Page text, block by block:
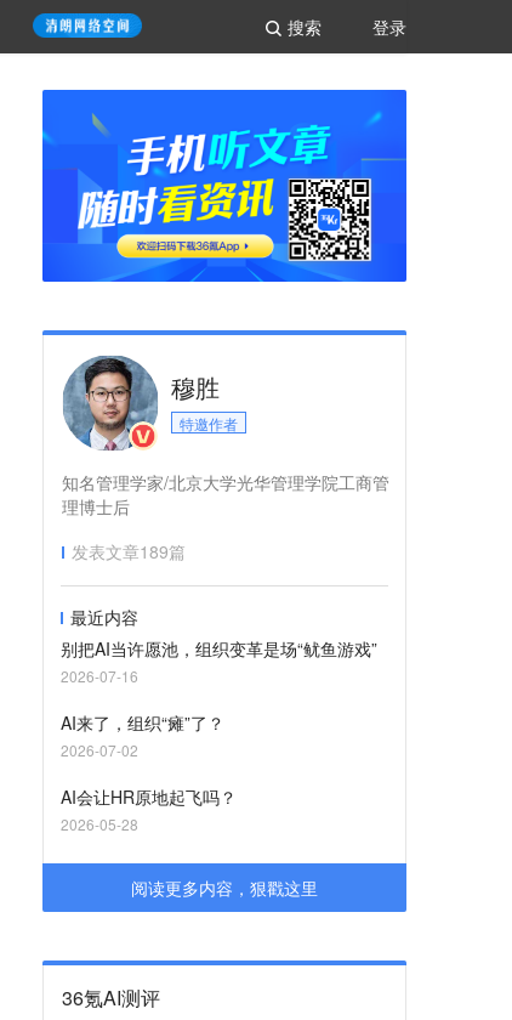
登录
搜索
穆胜
特邀作者
知名管理学家/北京大学光华管理学院工商管
理博士后
发表文章189篇
最近内容
别把AI当许愿池，组织变革是场“鱿鱼游戏”
2026-07-16
AI来了，组织“瘫”了？
2026-07-02
AI会让HR原地起飞吗？
2026-05-28
阅读更多内容，狠戳这里
36氪AI测评